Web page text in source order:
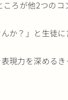
ろが他2つのコ
か？」と生徒に
現力を深めるき